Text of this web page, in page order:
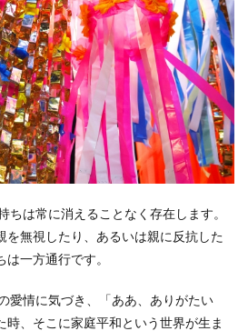
ちは常に消えることなく存在します。
を無視したり、あるいは親に反抗した
は一方通行です。
愛情に気づき、「ああ、ありがたい
時、そこに家庭平和という世界が生ま